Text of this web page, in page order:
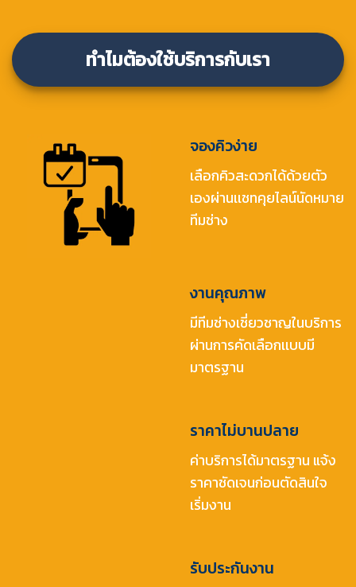
ทำไมต้องใช้บริการกับเรา
จองคิวง่าย
เลือกคิวสะดวกได้ด้วยตัว
เองผ่านเเชทคุยไลน์นัดหมาย
ทีมช่าง
งานคุณภาพ
มีทีมช่างเชี่ยวชาญในบริการ
ผ่านการคัดเลือกเเบบมี
มาตรฐาน
ราคาไม่บานปลาย
ค่าบริการได้มาตรฐาน แจ้ง
ราคาชัดเจนก่อนตัดสินใจ
เริ่มงาน
รับประกันงาน